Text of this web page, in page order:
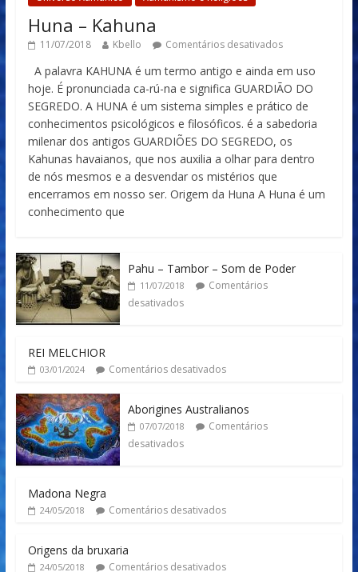
Huna – Kahuna
11/07/2018 Kbello Comentários desativados
A palavra KAHUNA é um termo antigo e ainda em uso
hoje. É pronunciada ca-rú-na e significa GUARDIÃO DO
SEGREDO. A HUNA é um sistema simples e prático de
conhecimentos psicológicos e filosóficos. é a sabedoria
milenar dos antigos GUARDIÕES DO SEGREDO, os
Kahunas havaianos, que nos auxilia a olhar para dentro
de nós mesmos e a desvendar os mistérios que
encerramos em nosso ser. Origem da Huna A Huna é um
conhecimento que
Pahu – Tambor – Som de Poder
11/07/2018
Comentários
desativados
REI MELCHIOR
03/01/2024 Comentários desativados
Aborigines Australianos
07/07/2018
Comentários
desativados
Madona Negra
24/05/2018 Comentários desativados
Origens da bruxaria
24/05/2018 Comentários desativados